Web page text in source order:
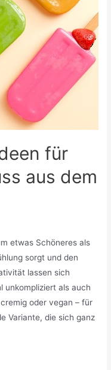
für
aus dem
etwas Schöneres als
sorgt und den
lassen sich
unkompliziert als auch
oder vegan – für
Variante, die sich ganz